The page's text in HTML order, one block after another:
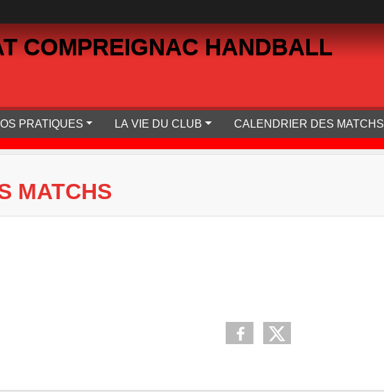
COMPREIGNAC HANDBALL
PRATIQUES LA VIE DU CLUB CALENDRIER DES MATCHS
MATCHS